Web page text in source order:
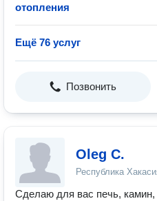
отопления
Ещё 76 услуг
Позвонить
Oleg C.
Республика
Сделаю для вас печь,